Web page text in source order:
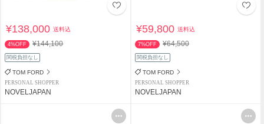
¥138,000送料込
4%OFF ¥144,100
関税負担なし
TOM FORD
PERSONAL SHOPPER
NOVELJAPAN
¥59,800送料込
7%OFF ¥64,500
関税負担なし
TOM FORD
PERSONAL SHOPPER
NOVELJAPAN